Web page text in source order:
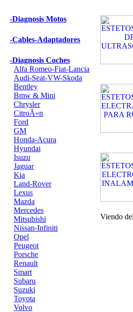
-Diagnosis Motos
-Cables-Adaptadores
-Diagnosis Coches
Alfa Romeo-Fiat-Lancia
Audi-Seat-VW-Skoda
Bentley
Bmw & Mini
Chrysler
CitroÃ«n
Ford
GM
Honda-Acura
Hyundai
Isuzu
Jaguar
Kia
Land-Rover
Lexus
Mazda
Mercedes
Mitsubishi
Nissan-Infiniti
Opel
Peugeot
Porsche
Renault
Smart
Subaru
Suzuki
Toyota
Volvo
Viendo del